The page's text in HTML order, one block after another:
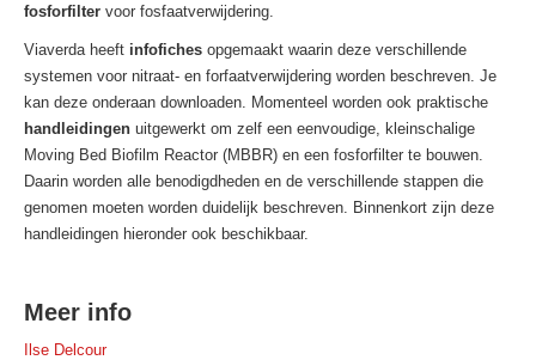
fosforfilter voor fosfaatverwijdering.
Viaverda heeft infofiches opgemaakt waarin deze verschillende
systemen voor nitraat- en forfaatverwijdering worden beschreven. Je
kan deze onderaan downloaden. Momenteel worden ook praktische
handleidingen uitgewerkt om zelf een eenvoudige, kleinschalige
Moving Bed Biofilm Reactor (MBBR) en een fosforfilter te bouwen.
Daarin worden alle benodigdheden en de verschillende stappen die
genomen moeten worden duidelijk beschreven. Binnenkort zijn deze
handleidingen hieronder ook beschikbaar.
Meer info
Ilse Delcour